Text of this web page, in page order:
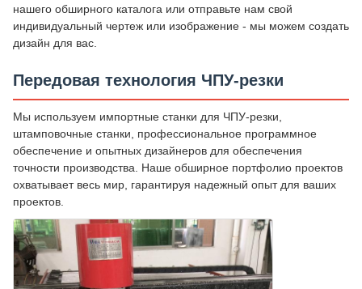
нашего обширного каталога или отправьте нам свой
индивидуальный чертеж или изображение - мы можем создать
дизайн для вас.
Передовая технология ЧПУ-резки
Мы используем импортные станки для ЧПУ-резки,
штамповочные станки, профессиональное программное
обеспечение и опытных дизайнеров для обеспечения
точности производства. Наше обширное портфолио проектов
охватывает весь мир, гарантируя надежный опыт для ваших
проектов.